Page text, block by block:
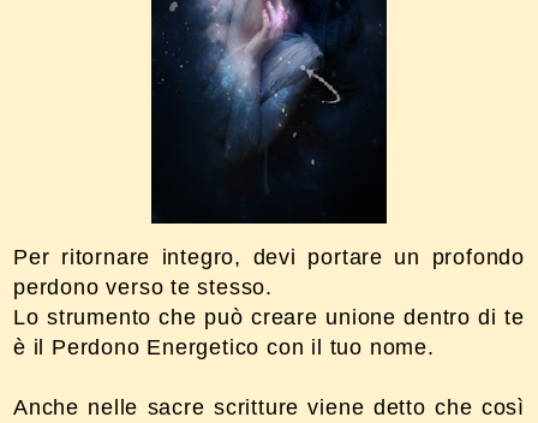
Per ritornare integro, devi portare un profondo
perdono verso te stesso.
Lo strumento che può creare unione dentro di te
è il Perdono Energetico con il tuo nome.
Anche nelle sacre scritture viene detto che così